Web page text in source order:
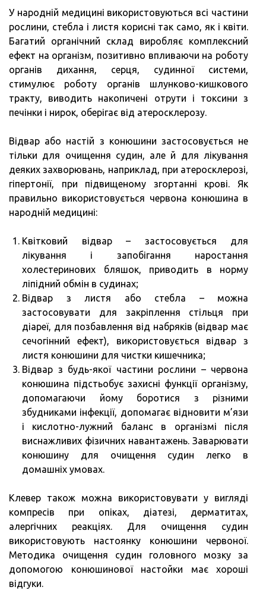
У народній медицині використовуються всі частини
рослини, стебла і листя корисні так само, як і квіти.
Багатий органічний склад виробляє комплексний
ефект на організм, позитивно впливаючи на роботу
органів дихання, серця, судинної системи,
стимулює роботу органів шлунково-кишкового
тракту, виводить накопичені отрути і токсини з
печінки і нирок, оберігає від атеросклерозу.
Відвар або настій з конюшини застосовується не
тільки для очищення судин, але й для лікування
деяких захворювань, наприклад, при атеросклерозі,
гіпертонії, при підвищеному згортанні крові. Як
правильно використовується червона конюшина в
народній медицині:
Квітковий відвар – застосовується для
лікування і запобігання наростання
холестеринових бляшок, приводить в норму
ліпідний обмін в судинах;
Відвар з листя або стебла – можна
застосовувати для закріплення стільця при
діареї, для позбавлення від набряків (відвар має
сечогінний ефект), використовується відвар з
листя конюшини для чистки кишечника;
Відвар з будь-якої частини рослини – червона
конюшина підстьобує захисні функції організму,
допомагаючи йому боротися з різними
збудниками інфекції, допомагає відновити м’язи
і кислотно-лужний баланс в організмі після
виснажливих фізичних навантажень. Заварювати
конюшину для очищення судин легко в
домашніх умовах.
Клевер також можна використовувати у вигляді
компресів при опіках, діатезі, дерматитах,
алергічних реакціях. Для очищення судин
використовують настоянку конюшини червоної.
Методика очищення судин головного мозку за
допомогою конюшинової настойки має хороші
відгуки.